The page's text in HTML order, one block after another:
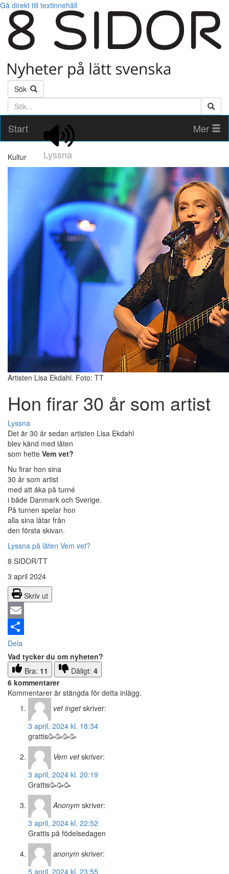
Gå direkt till textinnehåll
Sök
Söktext
Start
Lyssna
Mer
Kultur
Artisten Lisa Ekdahl. Foto: TT
Hon firar 30 år som artist
Lyssna
Det är 30 år sedan artisten Lisa Ekdahl
blev känd med låten
som hette Vem vet?
Nu firar hon sina
30 år som artist
med att åka på turné
i både Danmark och Sverige.
På turnen spelar hon
alla sina låtar från
den första skivan.
Lyssna på låten Vem vet?
8 SIDOR/TT
3 april 2024
Skriv ut
Email
Dela
Vad tycker du om nyheten?
Bra: 11 Dåligt: 4
6 kommentarer
Kommentarer är stängda för detta inlägg.
vet inget skriver:
3 april, 2024 kl. 18:34
grattis🥳🥳🥳🥳
Vem vet skriver:
3 april, 2024 kl. 20:19
Grattis🥳🥳🥳
Anonym skriver:
3 april, 2024 kl. 22:52
Grattis på födelsedagen
anonym skriver:
5 april, 2024 kl. 23:55